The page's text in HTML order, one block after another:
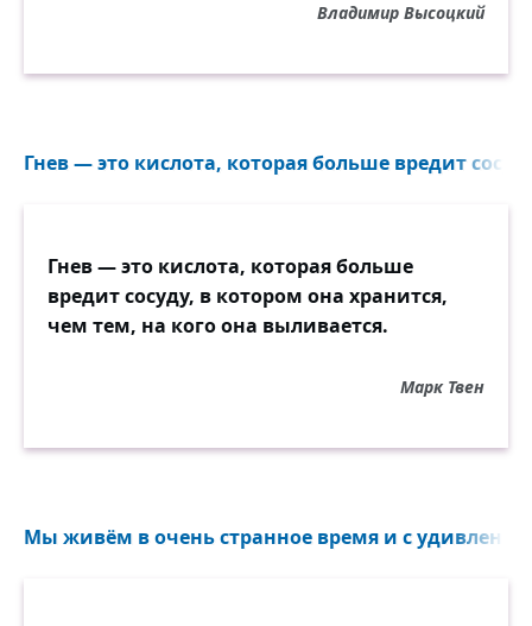
Владимир Высоцкий
Гнев — это кислота, которая больше вредит
Гнев — это кислота, которая больше
вредит сосуду, в котором она хранится,
чем тем, на кого она выливается.
Марк Твен
Мы живём в очень странное время и с